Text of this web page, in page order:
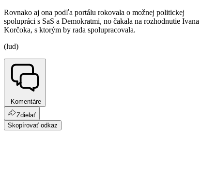
Rovnako aj ona podľa portálu rokovala o možnej politickej
spolupráci s SaS a Demokratmi, no čakala na rozhodnutie Ivana
Korčoka, s ktorým by rada spolupracovala.
(lud)
Komentáre
Zdielať
Skopírovať odkaz